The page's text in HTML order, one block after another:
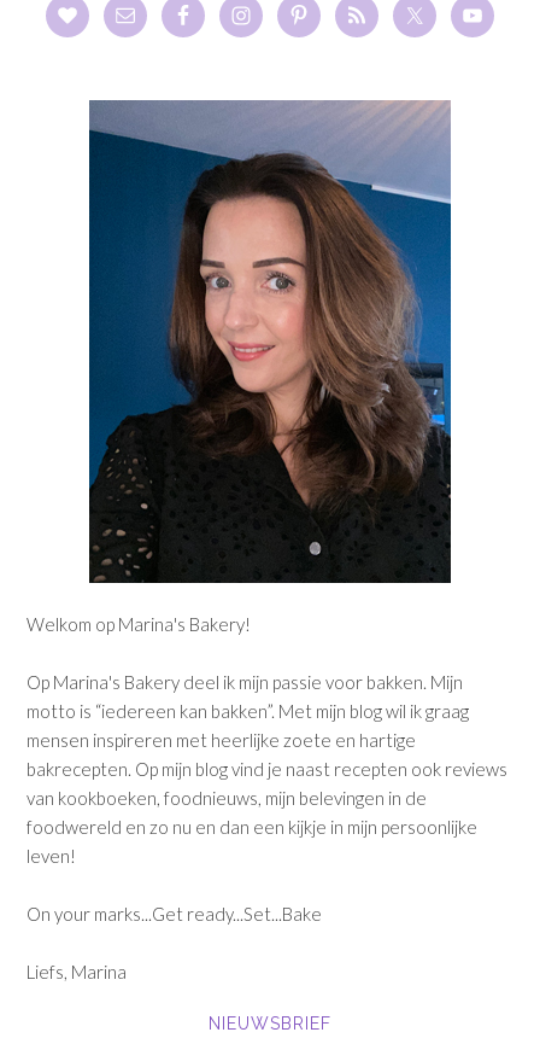
Welkom op Marina's Bakery!
Op Marina's Bakery deel ik mijn passie voor bakken. Mijn
motto is “iedereen kan bakken”. Met mijn blog wil ik graag
mensen inspireren met heerlijke zoete en hartige
bakrecepten. Op mijn blog vind je naast recepten ook reviews
van kookboeken, foodnieuws, mijn belevingen in de
foodwereld en zo nu en dan een kijkje in mijn persoonlijke
leven!
On your marks...Get ready...Set...Bake
Liefs, Marina
NIEUWSBRIEF